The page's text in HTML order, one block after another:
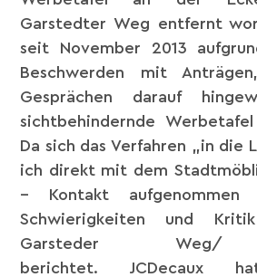
Garstedter Weg entfernt
seit November 2013
Beschwerden mit
Gesprächen darauf
sichtbehindernde
Da sich das Verfahren „in die
ich direkt mit dem
– Kontakt
Schwierigkeiten und
Garsteder Weg/
berichtet. JCDecaux